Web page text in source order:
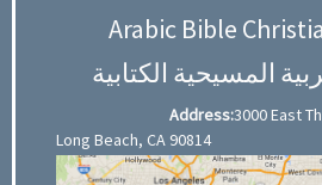
Arabic Bible
المسيحية الكتابية
Address:3000 East
Long Beach, CA 90814